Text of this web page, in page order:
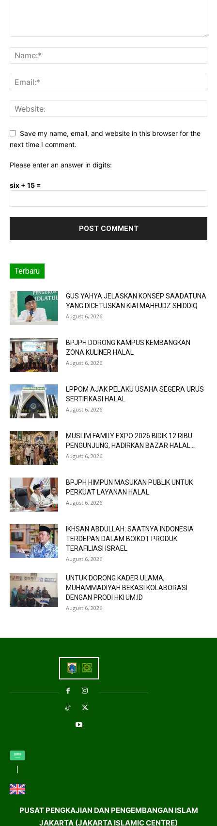
Save my name, email, and website in this browser for the
next time I comment.
Please enter an answer in digits:
six + 15 =
Terbaru
GUS YAHYA JELASKAN KONSEP SAADATUNA
YANG DICETUSKAN KIAI MAHFUDZ SHIDDIQ
August 6, 2026
BPJPH DORONG KAMPUS KEMBANGKAN
ZONA KULINER HALAL
August 6, 2026
LPPOM AJAK PELAKU USAHA SEGERA URUS
SERTIFIKASI HALAL
August 6, 2026
MUSLIM FAMILY EXPO 2026 BIDIK 12 RIBU
PENGUNJUNG, HADIRKAN BAZAR HALAL...
August 6, 2026
BPJPH HIMPUN MASUKAN PUBLIK UNTUK
PERKUAT LAYANAN HALAL
August 6, 2026
IKHSAN ABDULLAH: SAATNYA INDONESIA
TERDEPAN DALAM BOIKOT PRODUK
TERAFILIASI ISRAEL
August 6, 2026
UNTUK DORONG KADER ULAMA,
MUHAMMADIYAH BEKASI KOLABORASI
DENGAN PRODI HKI UM.ID
August 6, 2026
PUSAT PENGKAJIAN DAN PENGEMBANGAN ISLAM
JAKARTA (JAKARTA ISLAMIC CENTRE)